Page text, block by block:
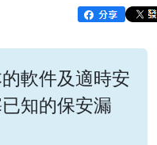
軟件及適時安
知的保安漏